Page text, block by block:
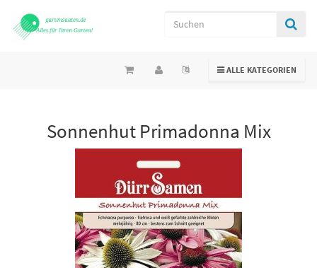
TOGGLE NAVIGATION
ALLE KATEGORIEN
Sonnenhut Primadonna Mix